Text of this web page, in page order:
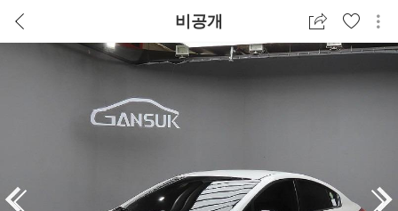
비공개